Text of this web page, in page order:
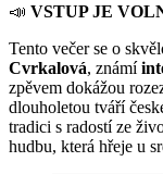
📣 VSTUP JE
Tento večer se o
Cvrkalová, známí
zpěvem dokážou
dlouholetou tváří
tradici s radostí ze
hudbu, která hřeje u